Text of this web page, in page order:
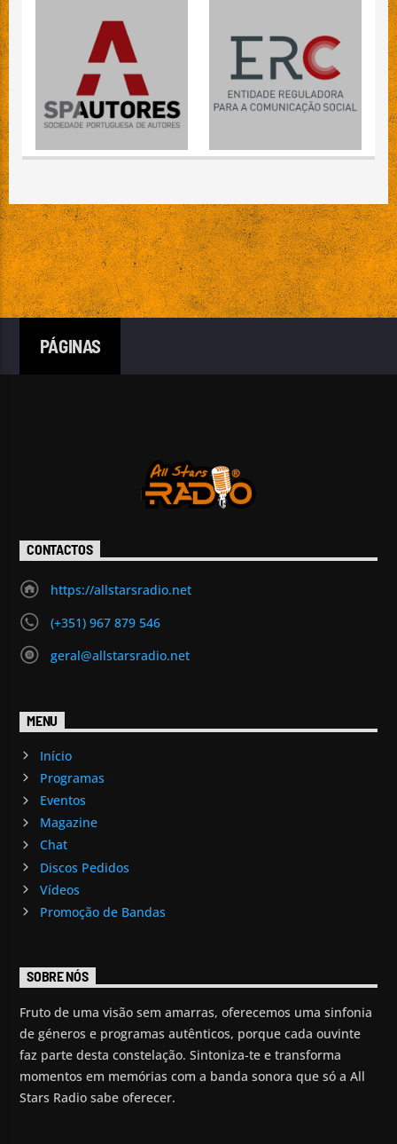
PÁGINAS
CONTACTOS
https://allstarsradio.net
(+351) 967 879 546
geral@allstarsradio.net
MENU
Início
Programas
Eventos
Magazine
Chat
Discos Pedidos
Vídeos
Promoção de Bandas
SOBRE NÓS
Fruto de uma visão sem amarras, oferecemos uma sinfonia
de géneros e programas autênticos, porque cada ouvinte
faz parte desta constelação. Sintoniza-te e transforma
momentos em memórias com a banda sonora que só a All
Stars Radio sabe oferecer.